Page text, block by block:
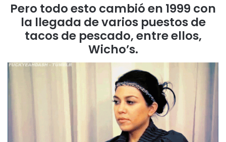
Pero todo esto cambió en 1999 con
la llegada de varios puestos de
tacos de pescado, entre ellos,
Wicho’s.